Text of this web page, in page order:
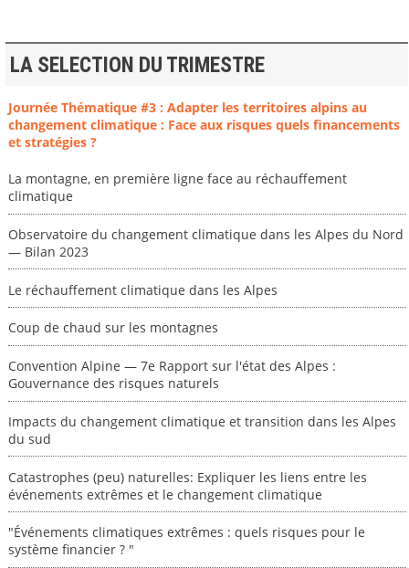
LA SELECTION DU TRIMESTRE
Journée Thématique #3 : Adapter les territoires alpins au
changement climatique : Face aux risques quels financements
et stratégies ?
La montagne, en première ligne face au réchauffement
climatique
Observatoire du changement climatique dans les Alpes du Nord
— Bilan 2023
Le réchauffement climatique dans les Alpes
Coup de chaud sur les montagnes
Convention Alpine — 7e Rapport sur l'état des Alpes :
Gouvernance des risques naturels
Impacts du changement climatique et transition dans les Alpes
du sud
Catastrophes (peu) naturelles: Expliquer les liens entre les
événements extrêmes et le changement climatique
"Événements climatiques extrêmes : quels risques pour le
système financier ? "